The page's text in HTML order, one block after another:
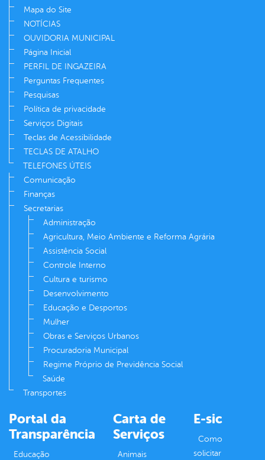
Mapa do Site
NOTÍCIAS
OUVIDORIA MUNICIPAL
Página Inicial
PERFIL DE INGAZEIRA
Perguntas Frequentes
Pesquisas
Política de privacidade
Serviços Digitais
Teclas de Acessibilidade
TECLAS DE ATALHO
TELEFONES ÚTEIS
Comunicação
Finanças
Secretarias
Administração
Agricultura, Meio Ambiente e Reforma Agrária
Assistência Social
Controle Interno
Cultura e turismo
Desenvolvimento
Educação e Desportos
Mulher
Obras e Serviços Urbanos
Procuradoria Municipal
Regime Próprio de Previdência Social
Saúde
Transportes
Portal da
Transparência
Educação
Carta de
Serviços
Animais
E-sic
Como
solicitar